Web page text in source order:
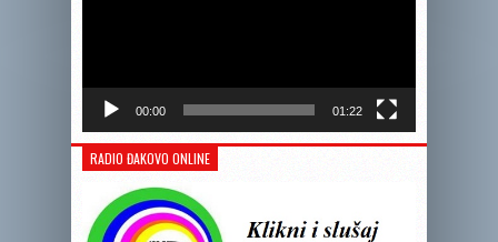
00:00 01:22
RADIO ĐAKOVO ONLINE